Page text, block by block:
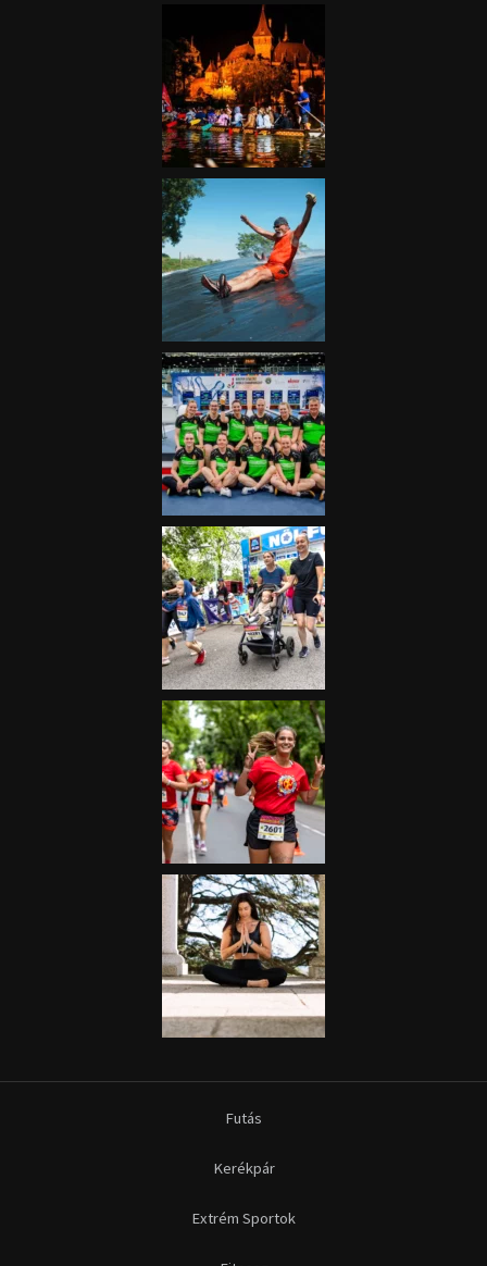
Futás
Kerékpár
Extrém Sportok